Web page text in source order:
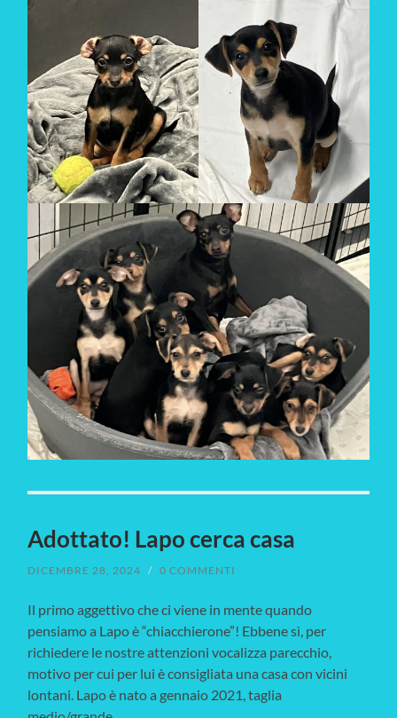
Adottato! Lapo cerca casa
DICEMBRE 28, 2024 / 0 COMMENTI
Il primo aggettivo che ci viene in mente quando
pensiamo a Lapo è “chiacchierone”! Ebbene sì, per
richiedere le nostre attenzioni vocalizza parecchio,
motivo per cui per lui è consigliata una casa con vicini
lontani. Lapo è nato a gennaio 2021, taglia